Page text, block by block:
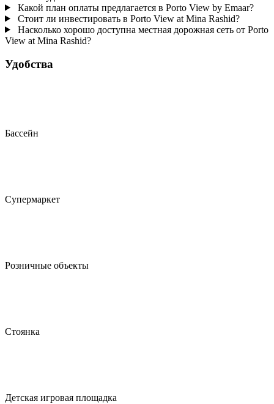
Какой план оплаты предлагается в Porto View by Emaar?
Стоит ли инвестировать в Porto View at Mina Rashid?
Насколько хорошо доступна местная дорожная сеть от Porto
View at Mina Rashid?
Удобства
Бассейн
Супермаркет
Розничные объекты
Стоянка
Детская игровая площадка